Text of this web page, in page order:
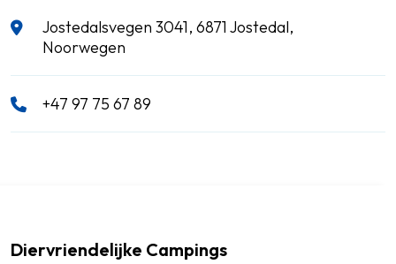
Jostedalsvegen 3041, 6871 Jostedal,
Noorwegen
+47 97 75 67 89
Diervriendelijke Campings